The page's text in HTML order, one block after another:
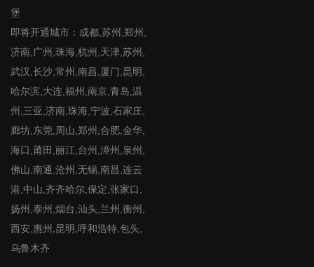
堡
即将开通城市：成都,苏州,郑州,
济南,广州,珠海,杭州,天津,苏州,
武汉,长沙,常州,南昌,厦门,昆明,
哈尔滨,大连,福州,南京,青岛,温
州,三亚,济南,珠海,宁波,石家庄,
廊坊,东莞,周山,郑州,合肥,金华,
海口,莆田,丽江,台州,漳州,泉州,
佛山,南通,沧州,无锡,南昌,连云
港,中山,齐齐哈尔,保定,张家口,
扬州,泰州,烟台,汕头,兰州,衡州,
西安,惠州,昆明,呼和浩特,包头,
乌鲁木齐